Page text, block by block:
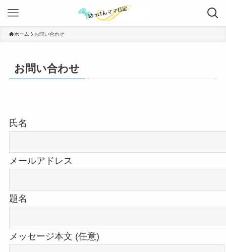
ホーム お問い合わせ
お問い合わせ
氏名
メールアドレス
題名
メッセージ本文 (任意)